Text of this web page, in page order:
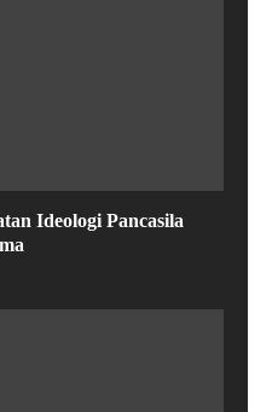
Ideologi Pancasila